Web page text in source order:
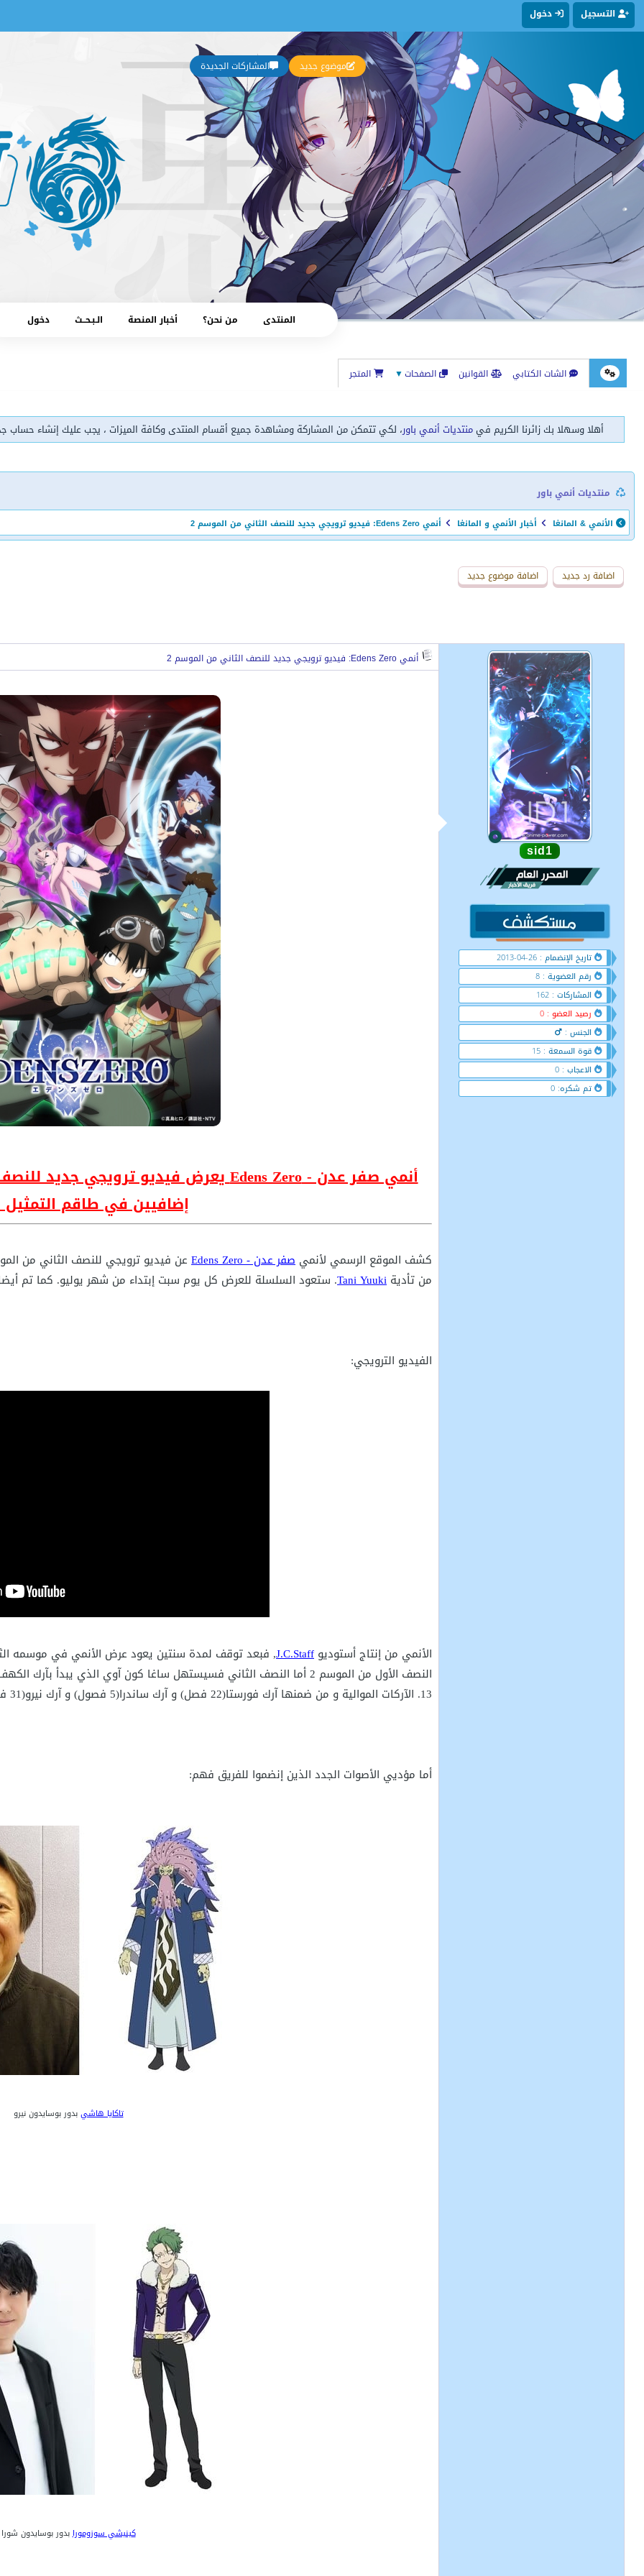
التسجيل دخول
المشاركات الجديدة موضوع جديد
المنتدى من نحن؟ أخبار المنصة الـبـحــث دخول
الشات الكتابي القوانين الصفحات▼ المتجر
أهلا وسهلا بك زائرنا الكريم فيمنتديات أنمي باور، لكي تتمكن من المشاركة ومشاهدة جميع أقسام المنتدى وكافة الميزات ، يجب عليك إنشاء حساب
منتديات أنمي باور
الأنمي & المانغا أخبار الأنمي و المانغا أنمي Edens Zero: فيديو ترويجي جديد للنصف الثاني من الموسم 2
اضافة رد جديد اضافة موضوع جديد
أنمي Edens Zero: فيديو ترويجي جديد للنصف الثاني من الموسم 2
sid1
تاريخ الإنضمام : 26-04-2013
رقم العضوية : 8
المشاركات : 162
رصيد العضو : 0
الجنس :
قوة السمعة : 15
الاعجاب : 0
تم شكره: 0
إضافيين في طاقم
كشف الموقع الرسمي لأنمي صفر عدن - Edens Zero
من تأدية Tani Yuuki. ستعود السلسلة للعرض كل يوم سبت إبتداء من شهر يوليو. كما تم أيضا الكشف عن أسماء 3
الفيديو الترويجي:
الأنمي من إنتاج أستوديو J.C.Staff
13. الآركات الموالية و من ضمنها آرك فورستا(22 فصل) و آرك ساندرا(5 فصول) و آرك نيرو(31 فصل).
أما مؤديي الأصوات الجدد الذين إنضموا للفريق فهم:
تاكايا هاشيبدور بوسايدون نيرو
كينيشي سوزومورابدور بوسايدون شورا